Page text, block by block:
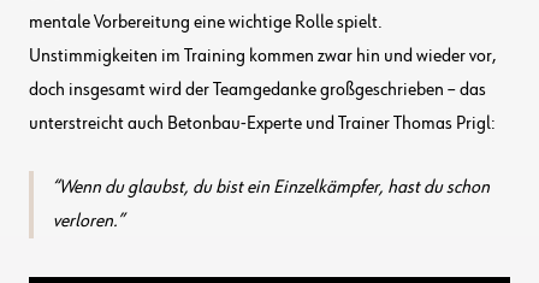
mentale Vorbereitung eine wichtige Rolle spielt.
Unstimmigkeiten im Training kommen zwar hin und wieder vor,
doch insgesamt wird der Teamgedanke großgeschrieben – das
unterstreicht auch Betonbau-Experte und Trainer Thomas Prigl:
Wenn du glaubst, du bist ein Einzelkämpfer, hast du schon
verloren.